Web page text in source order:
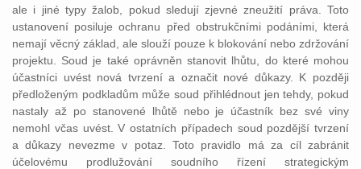
ale i jiné typy žalob, pokud sledují zjevné zneužití práva. Toto
ustanovení posiluje ochranu před obstrukčními podáními, která
nemají věcný základ, ale slouží pouze k blokování nebo zdržování
projektu. Soud je také oprávněn stanovit lhůtu, do které mohou
účastníci uvést nová tvrzení a označit nové důkazy. K později
předloženým podkladům může soud přihlédnout jen tehdy, pokud
nastaly až po stanovené lhůtě nebo je účastník bez své viny
nemohl včas uvést. V ostatních případech soud pozdější tvrzení
a důkazy nevezme v potaz. Toto pravidlo má za cíl zabránit
účelovému prodlužování soudního řízení strategickým